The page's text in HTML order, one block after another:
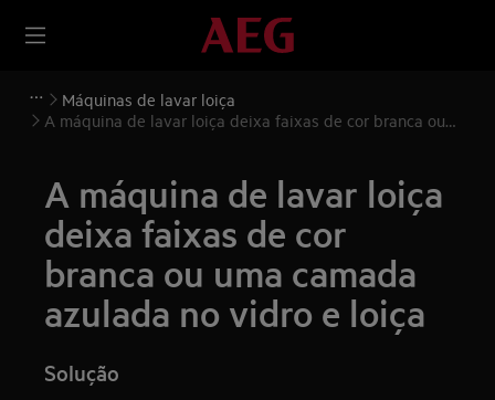
Máquinas de lavar loiça
A máquina de lavar loiça deixa faixas de cor branca ou
A máquina de lavar loiça
deixa faixas de cor
branca ou uma camada
azulada no vidro e loiça
Solução